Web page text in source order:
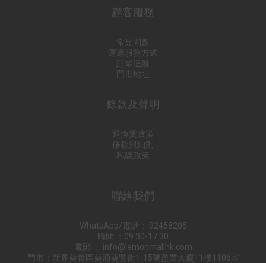
顧客服務
常見問題
運送服務方式
訂單追蹤
門市地址
條款及聲明
退換貨政策
條款與細則
私隱政策
聯絡我們
WhatsApp/電話： 92458205
時間 ：09:30-17:30
電郵 ： info@lemonmallhk.com
門市：新界葵青區葵涌葵豐街1-15號盈業大廈11樓1106室